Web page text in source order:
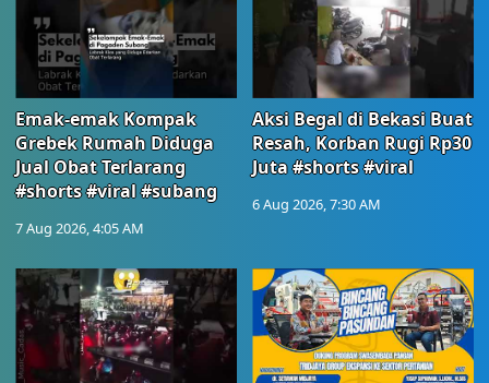
Emak-emak Kompak
Grebek Rumah Diduga
Jual Obat Terlarang
#shorts #viral #subang
7 Aug 2026, 4:05 AM
Aksi Begal di Bekasi Buat
Resah, Korban Rugi Rp30
Juta #shorts #viral
6 Aug 2026, 7:30 AM